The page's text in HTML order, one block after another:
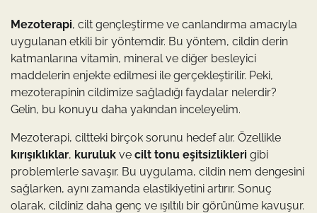
Mezoterapi, cilt gençleştirme ve canlandırma amacıyla
uygulanan etkili bir yöntemdir. Bu yöntem, cildin derin
katmanlarına vitamin, mineral ve diğer besleyici
maddelerin enjekte edilmesi ile gerçekleştirilir. Peki,
mezoterapinin cildimize sağladığı faydalar nelerdir?
Gelin, bu konuyu daha yakından inceleyelim.
Mezoterapi, ciltteki birçok sorunu hedef alır. Özellikle
kırışıklıklar, kuruluk ve cilt tonu eşitsizlikleri gibi
problemlerle savaşır. Bu uygulama, cildin nem dengesini
sağlarken, aynı zamanda elastikiyetini artırır. Sonuç
olarak, cildiniz daha genç ve ışıltılı bir görünüme kavuşur.